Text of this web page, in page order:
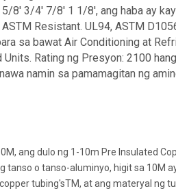
8' 3/4' 7/8' 1 1/8', ang haba ay
Resistant. UL94, ASTM
sa bawat Air Conditioning at
Rating ng Presyon: 2100
namin sa pamamagitan ng
ang dulo ng 1-10m Pre Insulated
o tanso-aluminyo, higit sa 10M
tubing'sTM, at ang materyal ng